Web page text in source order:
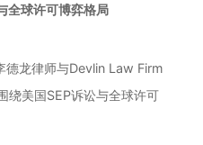
全球许可博弈格局
德龙律师与Devlin Law Firm
绕美国SEP诉讼与全球许可